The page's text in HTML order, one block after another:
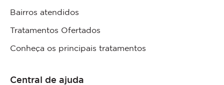
Bairros atendidos
Tratamentos Ofertados
Conheça os principais tratamentos
Central de ajuda